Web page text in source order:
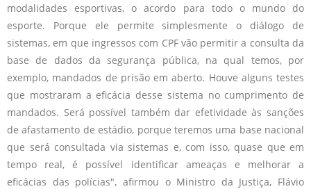
modalidades esportivas, o acordo para todo o mundo do
esporte. Porque ele permite simplesmente o diálogo de
sistemas, em que ingressos com CPF vão permitir a consulta da
base de dados da segurança pública, na qual temos, por
exemplo, mandados de prisão em aberto. Houve alguns testes
que mostraram a eficácia desse sistema no cumprimento de
mandados. Será possível também dar efetividade às sanções
de afastamento de estádio, porque teremos uma base nacional
que será consultada via sistemas e, com isso, quase que em
tempo real, é possível identificar ameaças e melhorar a
eficácias das polícias", afirmou o Ministro da Justiça, Flávio